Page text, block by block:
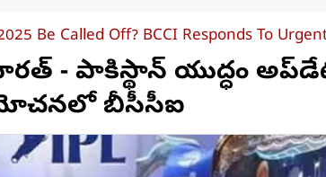
Be Called Off? BCCI Responds To
- పాకిస్థాన్ యుద్ధం
బీసీసీఐ